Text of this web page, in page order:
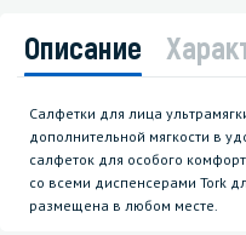
Описание
Салфетки для лица
дополнительной мягкости в
салфеток для особого
со всеми диспенсерами Tork
размещена в любом месте.